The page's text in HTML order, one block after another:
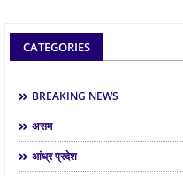
CATEGORIES
BREAKING NEWS
असम
आंध्र प्रदेश